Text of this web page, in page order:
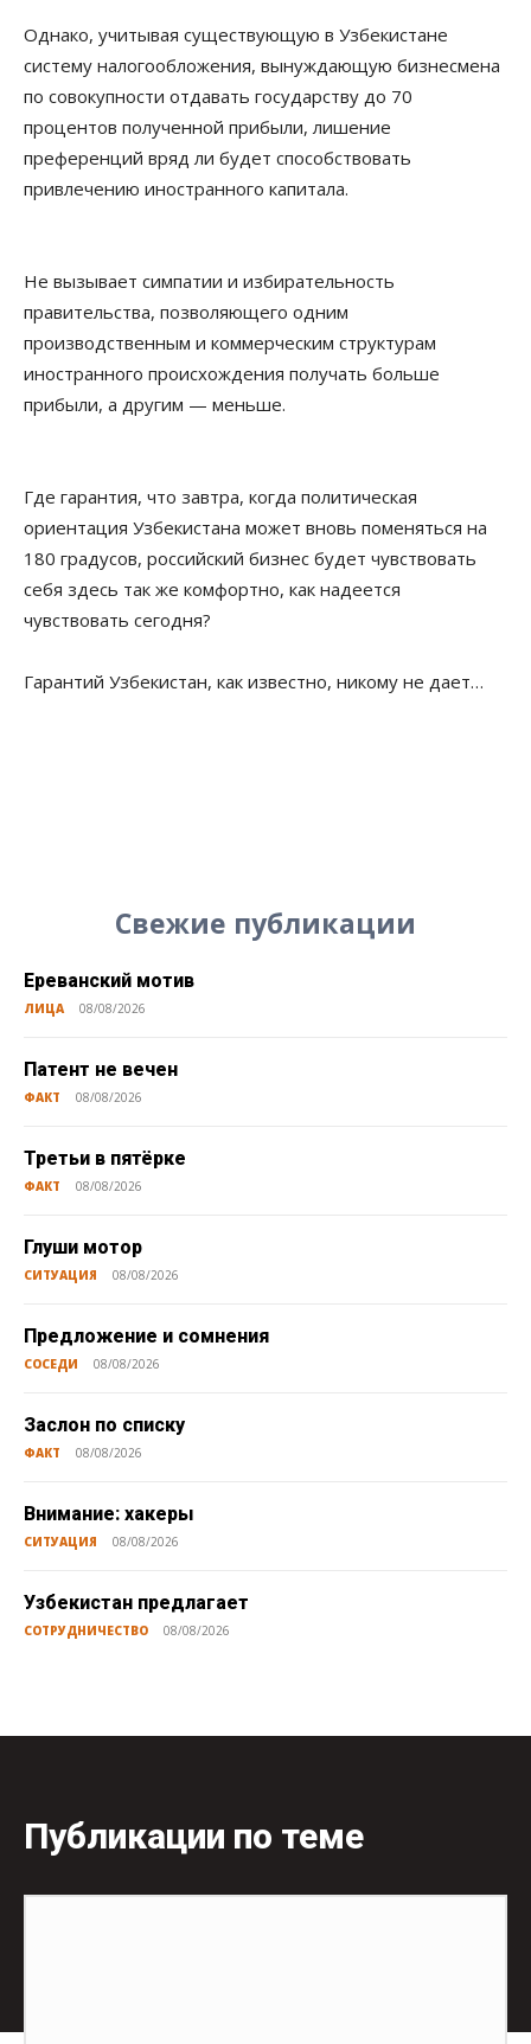
Однако, учитывая существующую в Узбекистане
систему налогообложения, вынуждающую бизнесмена
по совокупности отдавать государству до 70
процентов полученной прибыли, лишение
преференций вряд ли будет способствовать
привлечению иностранного капитала.
Не вызывает симпатии и избирательность
правительства, позволяющего одним
производственным и коммерческим структурам
иностранного происхождения получать больше
прибыли, а другим — меньше.
Где гарантия, что завтра, когда политическая
ориентация Узбекистана может вновь поменяться на
180 градусов, российский бизнес будет чувствовать
себя здесь так же комфортно, как надеется
чувствовать сегодня?
Гарантий Узбекистан, как известно, никому не дает…
Свежие публикации
Ереванский мотив
ЛИЦА 08/08/2026
Патент не вечен
ФАКТ 08/08/2026
Третьи в пятёрке
ФАКТ 08/08/2026
Глуши мотор
СИТУАЦИЯ 08/08/2026
Предложение и сомнения
СОСЕДИ 08/08/2026
Заслон по списку
ФАКТ 08/08/2026
Внимание: хакеры
СИТУАЦИЯ 08/08/2026
Узбекистан предлагает
СОТРУДНИЧЕСТВО 08/08/2026
Публикации по теме